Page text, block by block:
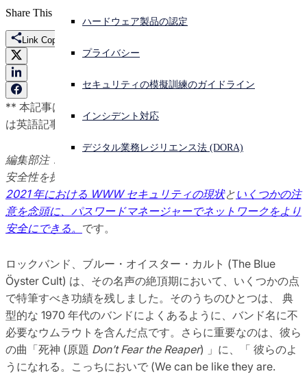
サイバー攻撃を受けている場合、連絡先はこちら
サインイン
Open search
日本語
ハードウェア製品の認定
プライバシー
セキュリティの模擬訓練のガイドライン
インシデント対応
デジタル業務レジリエンス法 (DORA)
Share This
Link Copied
** 本記事は、
は英語記事をご覧ください。**
編集部注：本記事は、 2021 年のインターネットユーザーの
安全性を探る全 3 回の連載記事の 1 つです。他の記事は、
2021 年における WWW セキュリティの現状といくつかの注
意を念頭に、パスワードマネージャーでネットワークをより
安全にできる。 です。
ロックバンド、ブルー・オイスター・カルト (The Blue
Öyster Cult) は、その名声の絶頂期において、いくつかの点
で特筆すべき功績を残しました。そのうちのひとつは、 典
型的な 1970 年代のバンドによくあるように、バンド名に不
必要なウムラウトを含んだ点です。さらに重要なのは、彼ら
の曲「死神 (原題 Don’t Fear the Reaper) 」に、「 彼らのよ
うになれる。こっちにおいで (We can be like they are.